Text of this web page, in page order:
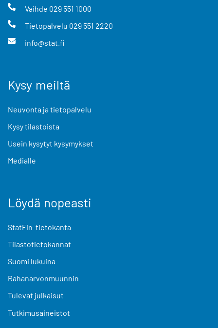
Vaihde 029 551 1000
Tietopalvelu 029 551 2220
info@stat.fi
Kysy meiltä
Neuvonta ja tietopalvelu
Kysy tilastoista
Usein kysytyt kysymykset
Medialle
Löydä nopeasti
StatFin-tietokanta
Tilastotietokannat
Suomi lukuina
Rahanarvonmuunnin
Tulevat julkaisut
Tutkimusaineistot